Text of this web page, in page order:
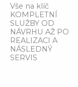
Vše na klíč
KOMPLETNÍ
SLUŽBY OD
NÁVRHU AŽ PO
REALIZACI A
NÁSLEDNÝ
SERVIS